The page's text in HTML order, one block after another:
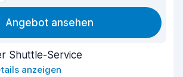
Angebot ansehen
Shuttle-Service
anzeigen